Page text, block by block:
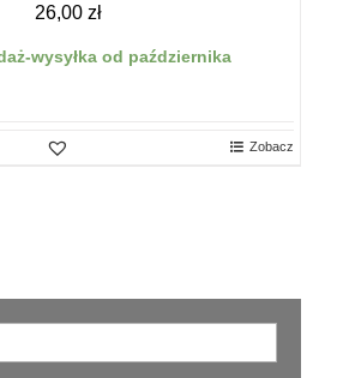
26,00 zł
wysyłka od października
Zobacz